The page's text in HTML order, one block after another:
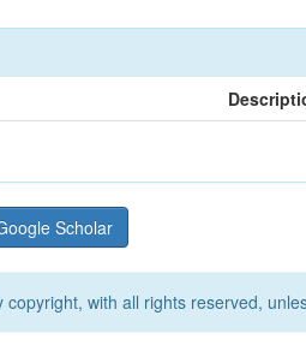
Scholar
with all rights reserved,